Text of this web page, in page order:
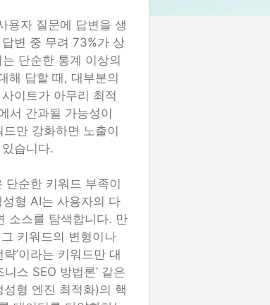
용자 질문에 답변을 생
변 중 무려 73%가 상
단순한 통계 이상의
해 답할 때, 대부분의
이트가 아무리 최적
서 간과될 가능성이
만 강화하면 노출이
습니다.
순한 키워드 부족이
성형 AI는 사용자의 다
소스를 탐색합니다. 만
키워드의 변형이나
’이라는 키워드만 대
스 SEO 방법론’ 같은
형 엔진 최적화)의 핵